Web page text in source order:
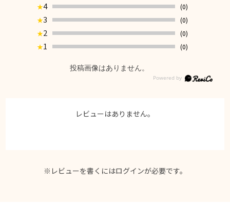
★4
(0)
★3
(0)
★2
(0)
★1 (0)
投稿画像はありません。
レビューはありません。
※レビューを書くにはログインが必要です。